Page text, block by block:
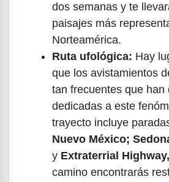
dos semanas y te
paisajes más
Norteamérica.
Ruta ufológica: Hay
que los avistamientos
tan frecuentes que han
dedicadas a este
trayecto incluye
Nuevo México;
y Extraterrial
camino encontrarás